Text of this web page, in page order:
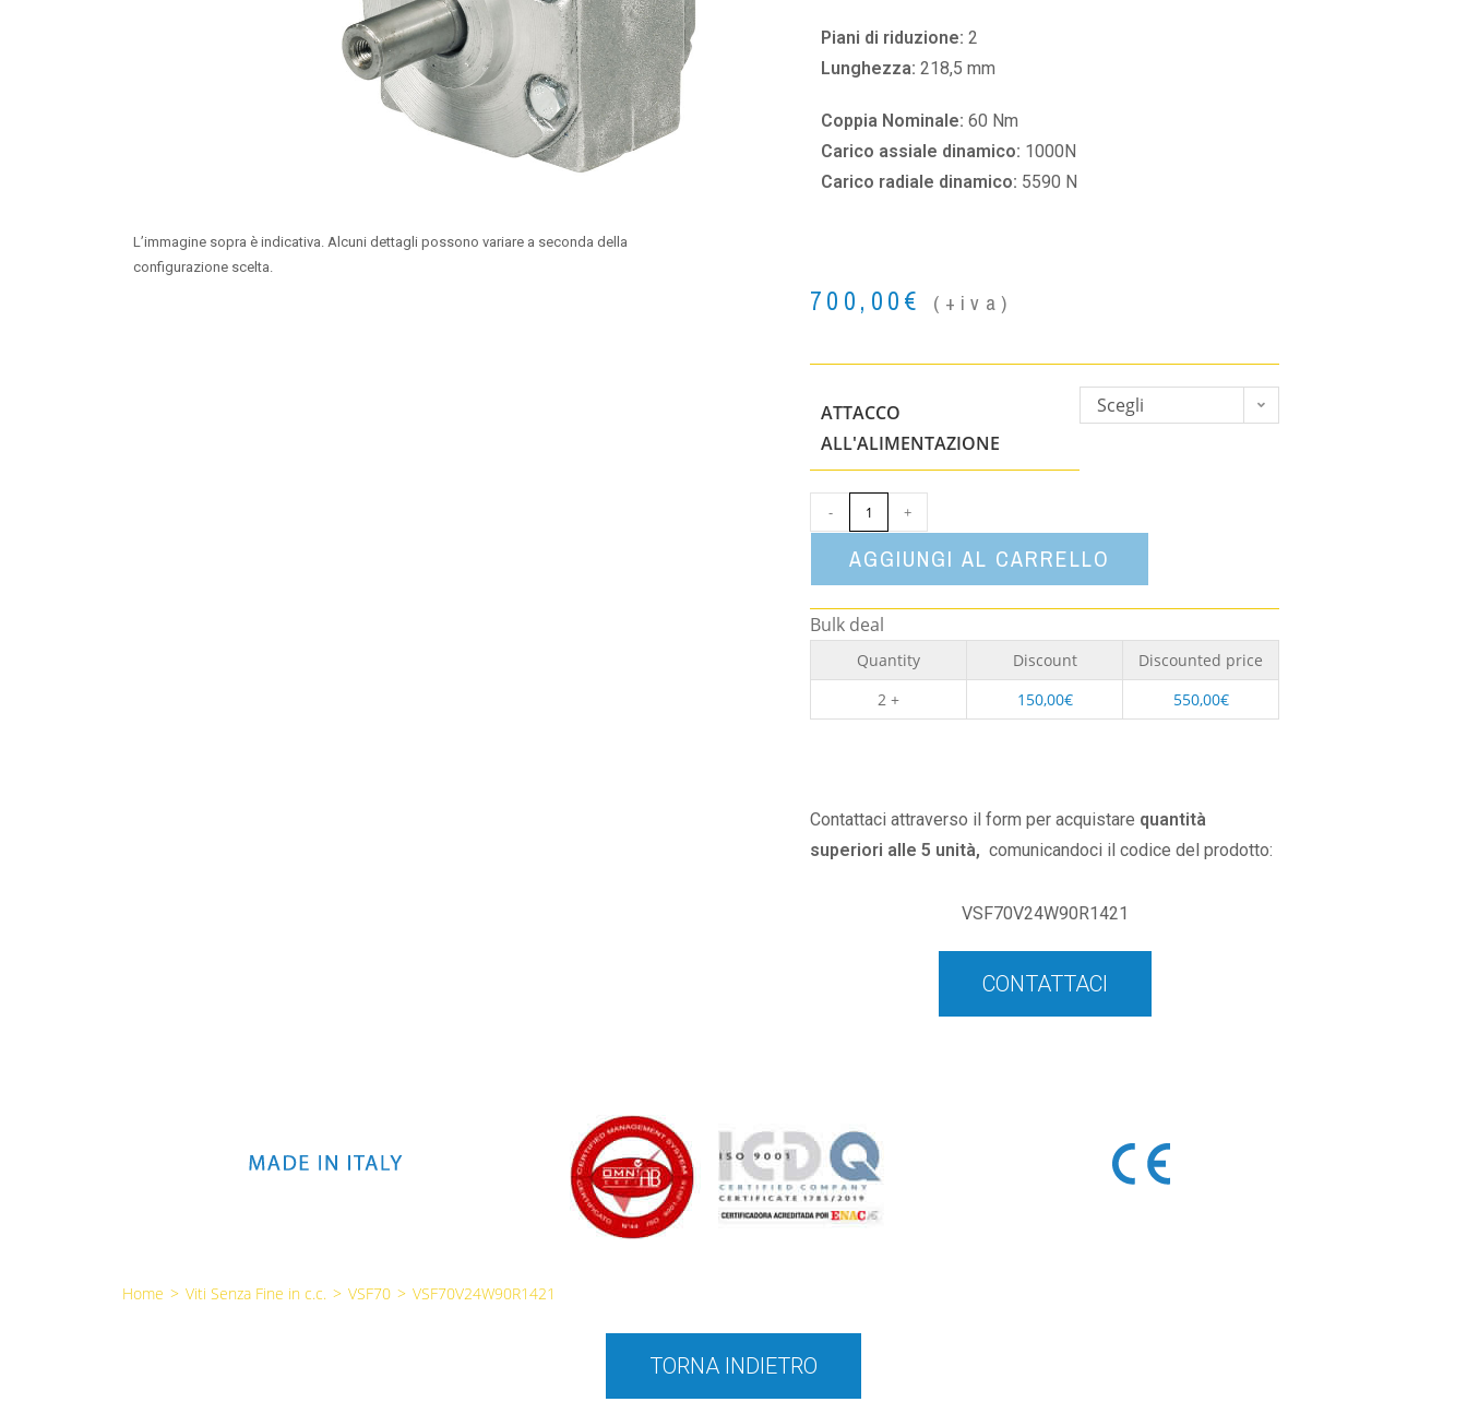
L’immagine sopra è indicativa. Alcuni dettagli possono variare a seconda della
configurazione scelta.
Piani di riduzione: 2
Lunghezza: 218,5 mm
Coppia Nominale: 60 Nm
Carico assiale dinamico: 1000N
Carico radiale dinamico: 5590 N
700,00€ (+iva)
ATTACCO
ALL'ALIMENTAZIONE
Scegli
- +
AGGIUNGI AL CARRELLO
Bulk deal
Quantity Discount
Discounted price
2 +
150,00€ 550,00€
Contattaci attraverso il form per acquistare quantità
superiori alle 5 unità, comunicandoci il codice del prodotto:
VSF70V24W90R1421
CONTATTACI
Home > Viti Senza Fine in c.c. > VSF70 > VSF70V24W90R1421
TORNA INDIETRO